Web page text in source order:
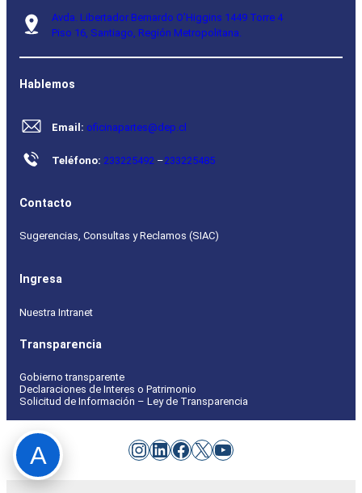
Avda. Libertador Bernardo O’Higgins 1449 Torre 4
Piso 16, Santiago, Región Metropolitana.
Hablemos
Email: oficinapartes@dep.cl
Teléfono: 233225492 –233225485
Contacto
Sugerencias, Consultas y Reclamos (SIAC)
Ingresa
Nuestra Intranet
Transparencia
Gobierno transparente
Declaraciones de Interes o Patrimonio
Solicitud de Información – Ley de Transparencia
Instagram
LinkedIn
Facebook
X YouTube
A